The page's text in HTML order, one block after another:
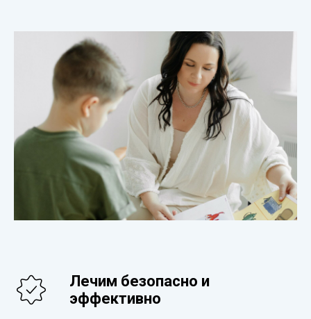
Лечим безопасно и
эффективно